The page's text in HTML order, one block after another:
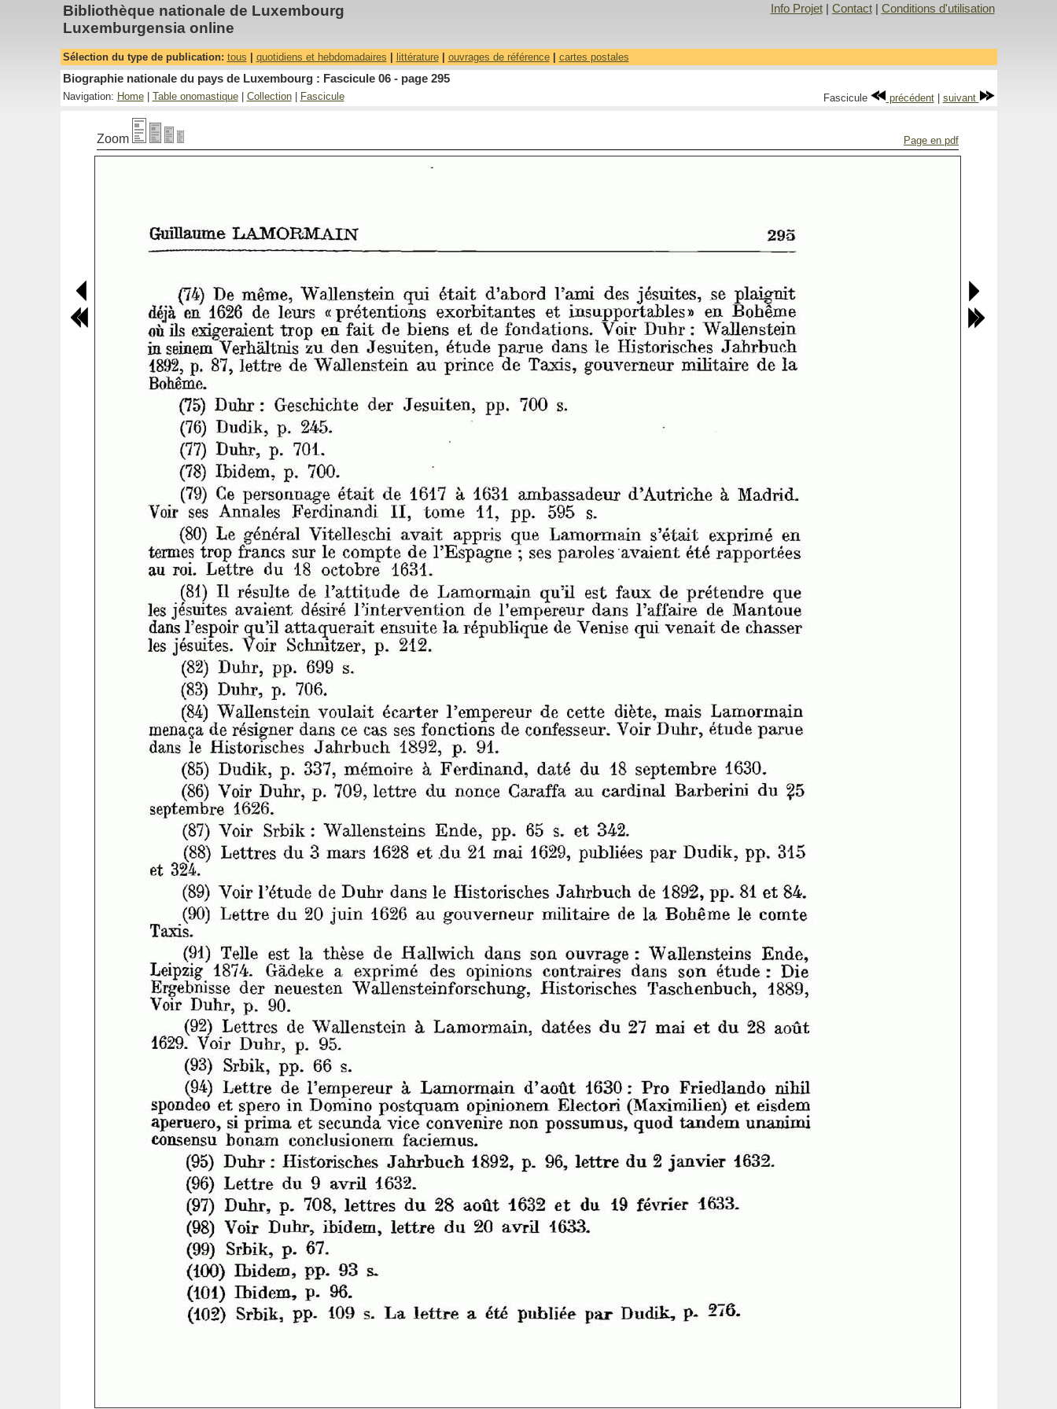
Bibliothèque nationale de Luxembourg
Luxemburgensia online
Info Projet| Contact| Conditions d'utilisation
Sélection du type de publication: tous quotidiens et hebdomadaires littérature| ouvrages de référence| cartes postales
Biographie nationale du pays de Luxembourg : Fascicule 06 - page 295
Navigation: Home| Table onomastique| Collection| Fascicule Fascicule précédent| suivant
Zoom Page en pdf